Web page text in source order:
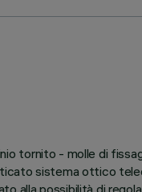
tornito - molle di
sistema ottico
alla possibilità di